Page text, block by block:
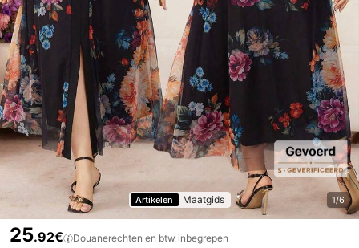
Artikelen Maatgids 1/6
25.92€ Douanerechten en btw inbegrepen